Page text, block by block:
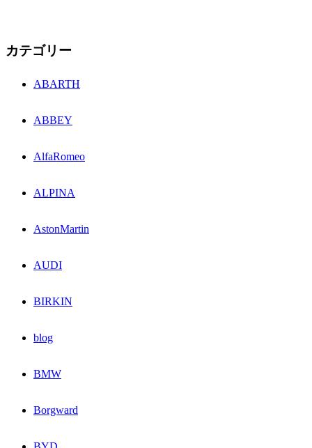
カテゴリー
ABARTH
ABBEY
AlfaRomeo
ALPINA
AstonMartin
AUDI
BIRKIN
blog
BMW
Borgward